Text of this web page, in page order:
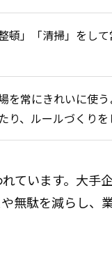
頓」「清掃」をし
を常にきれいに使
り、ルールづくりを
ています。大手
無駄を減らし、